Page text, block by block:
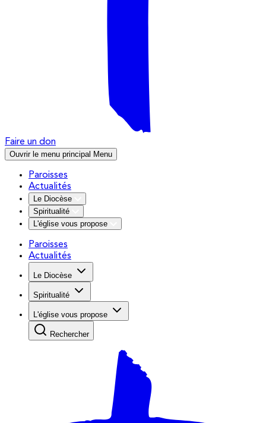
Faire un don
Ouvrir le menu principal Menu
Paroisses
Actualités
Le Diocèse
Spiritualité
L'église vous propose
Paroisses
Actualités
Le Diocèse
Spiritualité
L'église vous propose
Rechercher